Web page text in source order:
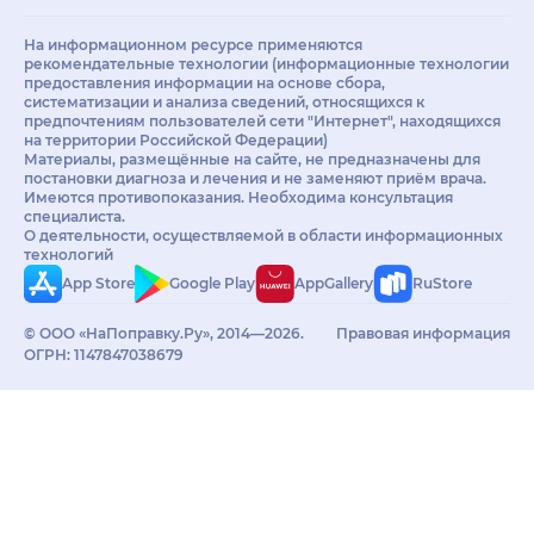
На информационном ресурсе применяются
рекомендательные технологии (информационные технологии
предоставления информации на основе сбора,
систематизации и анализа сведений, относящихся к
предпочтениям пользователей сети "Интернет", находящихся
на территории Российской Федерации)
Материалы, размещённые на сайте, не предназначены для
постановки диагноза и лечения и не заменяют приём врача.
Имеются противопоказания. Необходима консультация
специалиста.
О деятельности, осуществляемой в области информационных
технологий
App Store
Google Play AppGallery RuStore
© ООО «НаПоправку.Ру», 2014—2026.
ОГРН: 1147847038679
Правовая информация